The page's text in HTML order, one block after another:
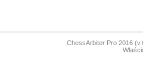
ChessArbiter Pro 2016